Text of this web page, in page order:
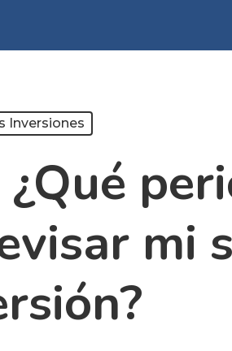
Inversiones
mi